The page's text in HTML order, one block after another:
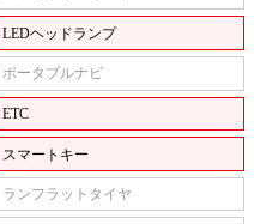
LEDヘッドランプ
ポータブルナビ
ETC
スマートキー
ランフラットタイヤ